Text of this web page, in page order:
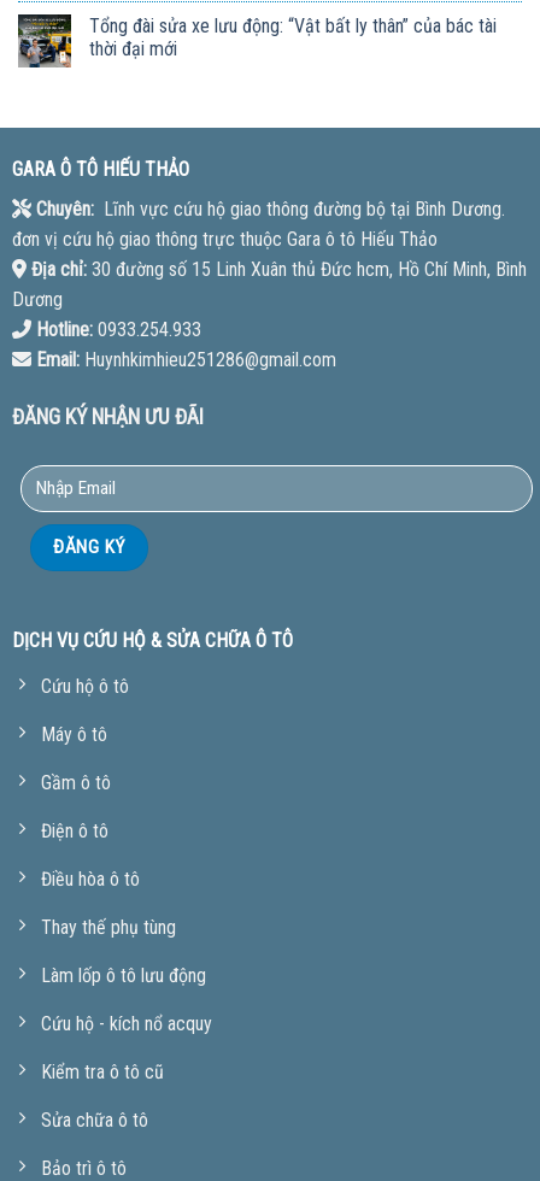
Tổng đài sửa xe lưu động: “Vật bất ly thân” của bác tài
thời đại mới
GARA Ô TÔ HIẾU THẢO
Chuyên:Lĩnh vực cứu hộ giao thông đường bộ tại Bình Dương.
đơn vị cứu hộ giao thông trực thuộc Gara ô tô Hiếu Thảo
Địa chỉ:30 đường số 15 Linh Xuân thủ Đức hcm, Hồ Chí Minh, Bình
Dương
Hotline:0933.254.933
Email:Huynhkimhieu251286@gmail.com
ĐĂNG KÝ NHẬN ƯU ĐÃI
DỊCH VỤ CỨU HỘ & SỬA CHỮA Ô TÔ
Cứu hộ ô tô
Máy ô tô
Gầm ô tô
Điện ô tô
Điều hòa ô tô
Thay thế phụ tùng
Làm lốp ô tô lưu động
Cứu hộ - kích nổ acquy
Kiểm tra ô tô cũ
Sửa chữa ô tô
Bảo trì ô tô